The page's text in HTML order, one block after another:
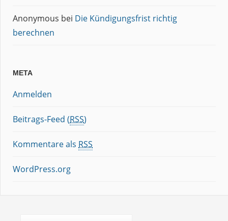
Anonymous bei Die Kündigungsfrist richtig
berechnen
META
Anmelden
Beitrags-Feed (RSS)
Kommentare als RSS
WordPress.org